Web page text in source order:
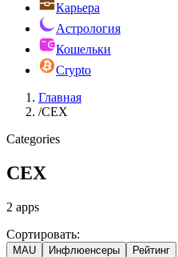
Карьера
Астрология
Кошельки
Crypto
Главная
/CEX
Categories
CEX
2 apps
Сортировать:
MAU Инфлюенсеры Рейтинг